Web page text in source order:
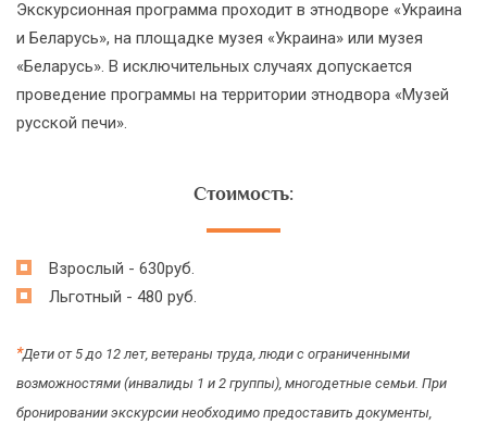
Экскурсионная программа проходит в этнодворе «Украина
и Беларусь», на площадке музея «Украина» или музея
«Беларусь». В исключительных случаях допускается
проведение программы на территории этнодвора «Музей
русской печи».
Стоимость:
Взрослый - 630руб.
Льготный - 480 руб.
*Дети от 5 до 12 лет, ветераны труда, люди с ограниченными
возможностями (инвалиды 1 и 2 группы), многодетные семьи. При
бронировании экскурсии необходимо предоставить документы,